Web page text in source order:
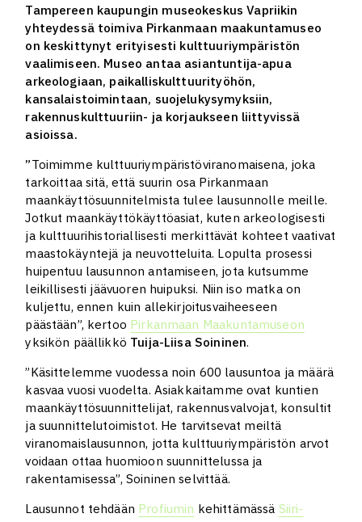
Tampereen kaupungin museokeskus Vapriikin
yhteydessä toimiva Pirkanmaan maakuntamuseo
on keskittynyt erityisesti kulttuuriympäristön
vaalimiseen. Museo antaa asiantuntija-apua
arkeologiaan, paikalliskulttuurityöhön,
kansalaistoimintaan, suojelukysymyksiin,
rakennuskulttuuriin- ja korjaukseen liittyvissä
asioissa.
”Toimimme kulttuuriympäristöviranomaisena, joka
tarkoittaa sitä, että suurin osa Pirkanmaan
maankäyttösuunnitelmista tulee lausunnolle meille.
Jotkut maankäyttökäyttöasiat, kuten arkeologisesti
ja kulttuurihistoriallisesti merkittävät kohteet vaativat
maastokäyntejä ja neuvotteluita. Lopulta prosessi
huipentuu lausunnon antamiseen, jota kutsumme
leikillisesti jäävuoren huipuksi. Niin iso matka on
kuljettu, ennen kuin allekirjoitusvaiheeseen
päästään”, kertoo Pirkanmaan Maakuntamuseon
yksikön päällikkö Tuija-Liisa Soininen.
”Käsittelemme vuodessa noin 600 lausuntoa ja määrä
kasvaa vuosi vuodelta. Asiakkaitamme ovat kuntien
maankäyttösuunnittelijat, rakennusvalvojat, konsultit
ja suunnittelutoimistot. He tarvitsevat meiltä
viranomaislausunnon, jotta kulttuuriympäristön arvot
voidaan ottaa huomioon suunnittelussa ja
rakentamisessa”, Soininen selvittää.
Lausunnot tehdään Profiumin kehittämässä Siiri-